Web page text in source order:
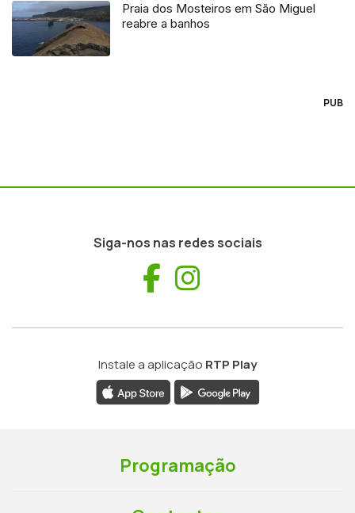
Praia dos Mosteiros em São Miguel
reabre a banhos
PUB
Siga-nos nas redes sociais
Facebook
Instale a aplicação RTP Play
Programação